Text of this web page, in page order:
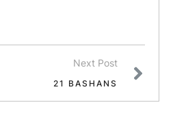
Next Post
21 BASHANS